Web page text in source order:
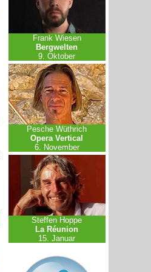
Frank Wiesen
Bergwelten
9. Oktober
Pesche Wüthrich
Opera Vertical
6. November
Steffen Hoppe
La Réunion
15. Januar